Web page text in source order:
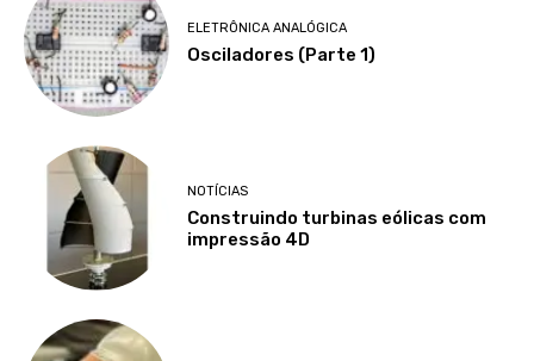
ELETRÔNICA ANALÓGICA
Osciladores (Parte 1)
NOTÍCIAS
Construindo turbinas eólicas com
impressão 4D